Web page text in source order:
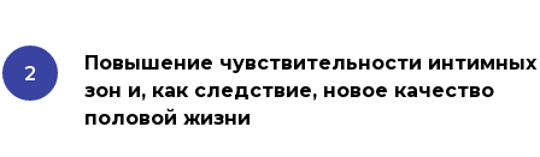
Повышение чувствительности интимных
зон и, как следствие, новое качество
половой жизни